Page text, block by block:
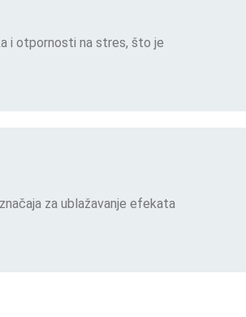
i otpornosti na stres, što je
za ublažavanje efekata